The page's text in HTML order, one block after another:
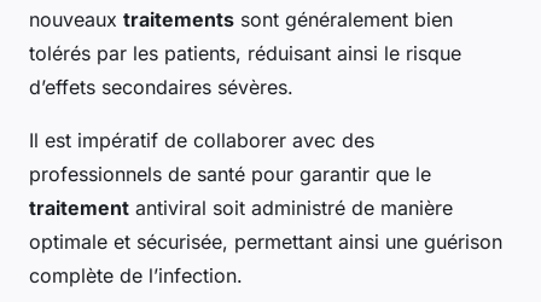
nouveaux traitements sont généralement bien
tolérés par les patients, réduisant ainsi le risque
d’effets secondaires sévères.
Il est impératif de collaborer avec des
professionnels de santé pour garantir que le
traitement antiviral soit administré de manière
optimale et sécurisée, permettant ainsi une guérison
complète de l’infection.